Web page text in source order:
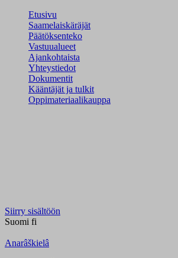
Etusivu
Saamelaiskäräjät
Päätöksenteko
Vastuualueet
Ajankohtaista
Yhteystiedot
Dokumentit
Kääntäjät ja tulkit
Oppimateriaalikauppa
Siirry sisältöön
Suomi fi
Anarâškielâ